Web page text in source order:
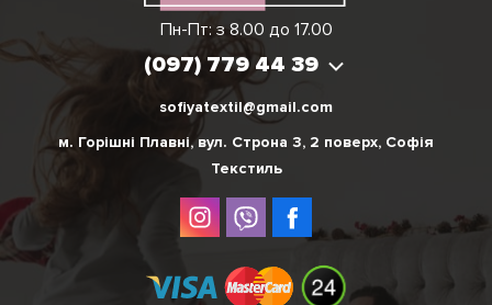
Пн-Пт: з 8.00 до 17.00
(097) 779 44 39
Вікторія
(097) 779 44 39
sofiyatextil@gmail.com
м. Горішні Плавні, вул. Строна 3, 2 поверх, Софія
Текстиль